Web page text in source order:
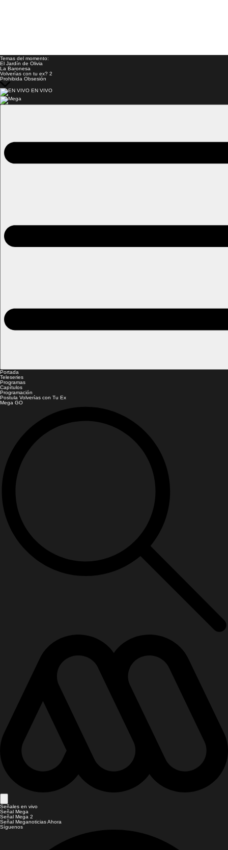
Temas del momento:
El Jardín de Olivia
La Baronesa
Volverías con tu ex? 2
Prohibida Obsesión
EN VIVO
Portada
Teleseries
Programas
Capítulos
Programación
Postula Volverías con Tu Ex
Mega GO
Señales en vivo
Señal Mega
Señal Mega 2
Señal Meganoticias Ahora
Síguenos